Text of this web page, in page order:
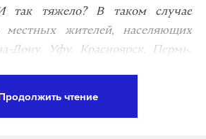
так тяжело? В таком случае
местных жителей, населяющих
Дону, Уфу, Красноярск, Пермь,
чтение